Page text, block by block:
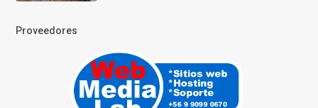
Proveedores